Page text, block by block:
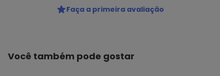
Código do produto: 23132066
MODELO : B0440119
MATERIAL DA SOLA : Borracha
MATERIAL INTERNO : Têxtil
Faça a primeira avaliação
Você também pode gostar